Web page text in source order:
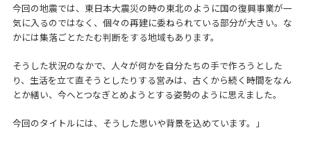
今回の地震では、東日本大震災の時の東北のように国の復興事業が一
気に入るのではなく、個々の再建に委ねられている部分が大きい。な
かには集落ごとたたむ判断をする地域もあります。
そうした状況のなかで、人々が何かを自分たちの手で作ろうとした
り、生活を立て直そうとしたりする営みは、古くから続く時間をなん
とか繕い、今へとつなぎとめようとする姿勢のように思えました。
今回のタイトルには、そうした思いや背景を込めています。」